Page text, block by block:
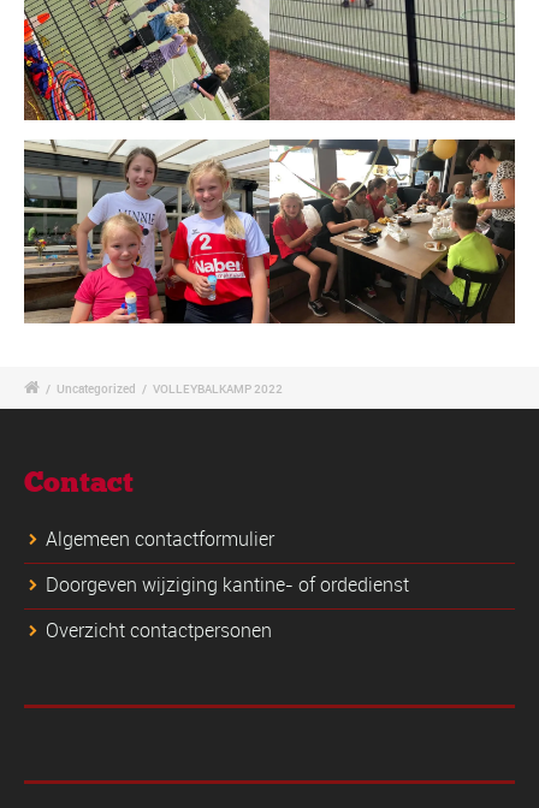
/ Uncategorized / VOLLEYBALKAMP 2022
Contact
Algemeen contactformulier
Doorgeven wijziging kantine- of ordedienst
Overzicht contactpersonen